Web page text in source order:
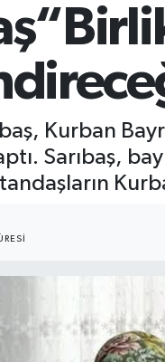
Kurban
Sarıbaş,